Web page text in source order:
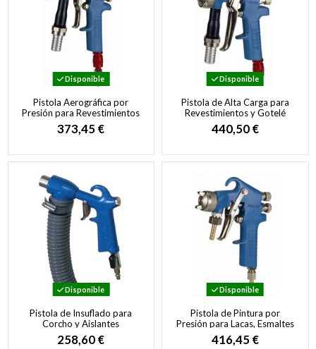
Disponible
Pistola Aerográfica por
Presión para Revestimientos
y Acabados Texturizados
373,45 €
Disponible
Pistola de Alta Carga para
Revestimientos y Gotelé
440,50 €
Disponible
Pistola de Insuflado para
Corcho y Aislantes
Granulados Profesional
258,60 €
Disponible
Pistola de Pintura por
Presión para Lacas, Esmaltes
e Imprimaciones
416,45 €